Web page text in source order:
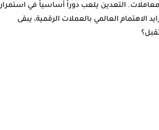
التعدين يلعب دوراً أساسياً في استمرار
الاهتمام العالمي بالعملات الرقمية، يبقى